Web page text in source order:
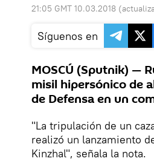
21:05 GMT 10.03.2018
Síguenos en
MOSCÚ (Sputnik) —
misil hipersónico de
de Defensa en un
"La tripulación de un
realizó un lanzamiento
Kinzhal", señala la nota.